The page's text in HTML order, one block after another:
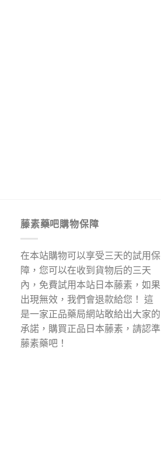
藤素藥吧購物保障
在本站購物可以享受三天的試用保
障，您可以在收到貨物后的三天
內，免費試用本站日本藤素，如果
出現無效，我們會退款給您！ 這
是一家正品藥局網站敢給出大家的
承諾，購買正品日本藤素，請認準
藤素藥吧！